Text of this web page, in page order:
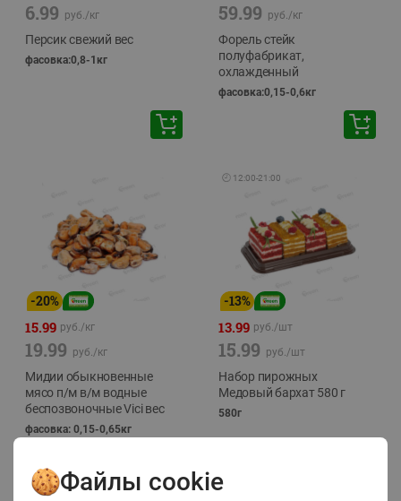
6.99 руб./кг
Персик свежий вес
фасовка:0,8-1кг
59.99 руб./кг
Форель стейк
полуфабрикат,
охлажденный
фасовка:0,15-0,6кг
-20%
15.99 руб./кг
19.99 руб./кг
Мидии обыкновенные
мясо п/м в/м водные
беспозвоночные Vici вес
фасовка: 0,15-0,65кг
🕘 12:00-21:00
-13%
13.99 руб./шт
15.99 руб./шт
Набор пирожных
Медовый бархат 580 г
580г
Файлы cookie